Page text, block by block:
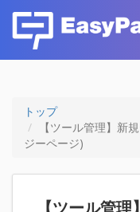
トップ
【ツール管理】新
ジーページ)
【ツール管